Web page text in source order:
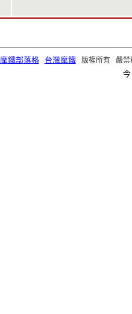
摩鐵部落格 台灣摩鐵版權所有 嚴禁